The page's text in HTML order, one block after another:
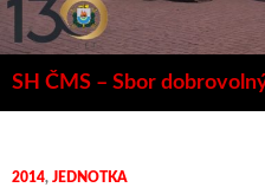
Hledat
2014, JEDNOTKA